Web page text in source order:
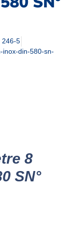
246-5
inox-din-580-sn-
8
SN°